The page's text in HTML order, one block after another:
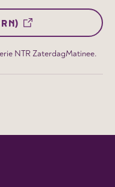
NTR ZaterdagMatinee.